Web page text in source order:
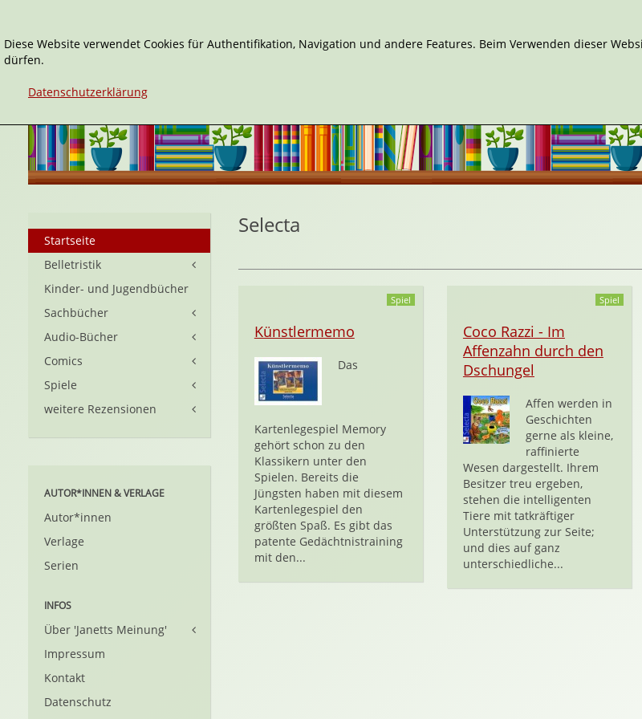
Selecta
Spiel
Künstlermemo
Das
Kartenlegespiel Memory
gehört schon zu den
Klassikern unter den
Spielen. Bereits die
Jüngsten haben mit diesem
Kartenlegespiel den
größten Spaß. Es gibt das
patente Gedächtnistraining
mit den...
Spiel
Coco Razzi - Im
Affenzahn durch den
Dschungel
Affen werden in
Geschichten
gerne als kleine,
raffinierte
Wesen dargestellt. Ihrem
Besitzer treu ergeben,
stehen die intelligenten
Tiere mit tatkräftiger
Unterstützung zur Seite;
und dies auf ganz
unterschiedliche...
Startseite
Belletristik
Kinder- und Jugendbücher
Sachbücher
Audio-Bücher
Comics
Spiele
weitere Rezensionen
AUTOR*INNEN & VERLAGE
Autor*innen
Verlage
Serien
INFOS
Über 'Janetts Meinung'
Impressum
Kontakt
Datenschutz
Diese Website verwendet Cookies für Authentifikation, Navigation und andere Features. Beim Verwenden dieser
dürfen.
Datenschutzerklärung